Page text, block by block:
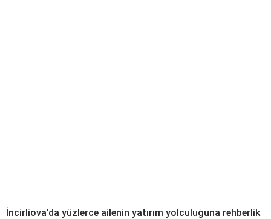
İncirliova’da yüzlerce ailenin yatırım yolculuğuna rehberlik